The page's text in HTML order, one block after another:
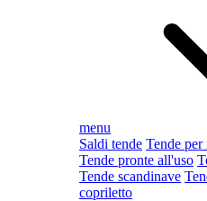
menu
Saldi tende Tende per
Tende pronte all'uso
Tende scandinave
copriletto